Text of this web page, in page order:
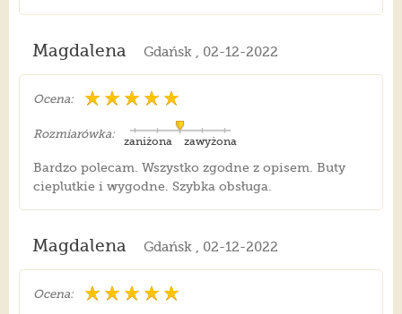
Magdalena Gdańsk , 02-12-2022
Ocena:
Rozmiarówka:
zawyżona
zaniżona
Bardzo polecam. Wszystko zgodne z opisem. Buty
cieplutkie i wygodne. Szybka obsługa.
Magdalena Gdańsk , 02-12-2022
Ocena: